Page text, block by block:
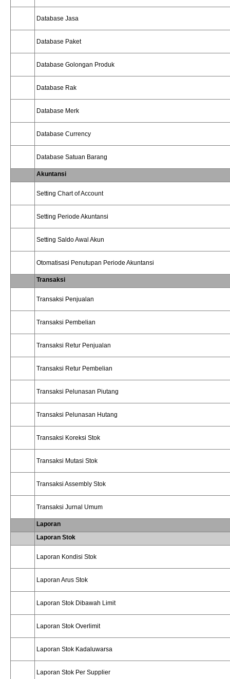
Database Jasa
Database Paket
Database Golongan Produk
Database Rak
Database Merk
Database Currency
Database Satuan Barang
Akuntansi
Setting Chart of Account
Setting Periode Akuntansi
Setting Saldo Awal Akun
Otomatisasi Penutupan Periode Akuntansi
Transaksi
Transaksi Penjualan
Transaksi Pembelian
Transaksi Retur Penjualan
Transaksi Retur Pembelian
Transaksi Pelunasan Piutang
Transaksi Pelunasan Hutang
Transaksi Koreksi Stok
Transaksi Mutasi Stok
Transaksi Assembly Stok
Transaksi Jurnal Umum
Laporan
Laporan Stok
Laporan Kondisi Stok
Laporan Arus Stok
Laporan Stok Dibawah Limit
Laporan Stok Overlimit
Laporan Stok Kadaluwarsa
Laporan Stok Per Supplier